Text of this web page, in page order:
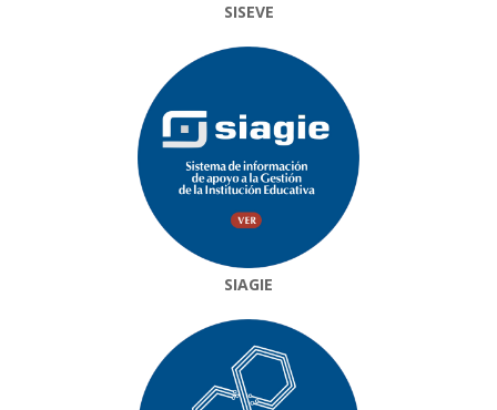
SISEVE
SIAGIE